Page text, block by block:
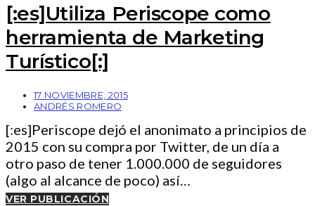
[:es]Utiliza Periscope como
herramienta de Marketing
Turístico[:]
17 NOVIEMBRE, 2015
ANDRÉS ROMERO
[:es]Periscope dejó el anonimato a principios de
2015 con su compra por Twitter, de un día a
otro paso de tener 1.000.000 de seguidores
(algo al alcance de poco) así…
VER PUBLICACIÓN